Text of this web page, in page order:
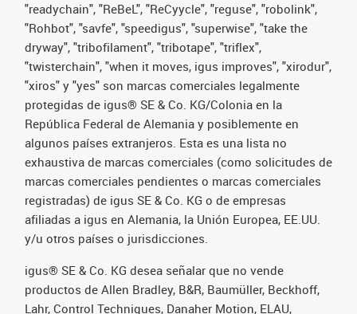
"readychain", "ReBeL", "ReCyycle", "reguse", "robolink",
"Rohbot", "savfe", "speedigus", "superwise", "take the
dryway", "tribofilament", "tribotape", "triflex",
"twisterchain", "when it moves, igus improves", "xirodur",
"xiros" y "yes" son marcas comerciales legalmente
protegidas de igus® SE & Co. KG/Colonia en la
República Federal de Alemania y posiblemente en
algunos países extranjeros. Esta es una lista no
exhaustiva de marcas comerciales (como solicitudes de
marcas comerciales pendientes o marcas comerciales
registradas) de igus SE & Co. KG o de empresas
afiliadas a igus en Alemania, la Unión Europea, EE.UU.
y/u otros países o jurisdicciones.
igus® SE & Co. KG desea señalar que no vende
productos de Allen Bradley, B&R, Baumüller, Beckhoff,
Lahr, Control Techniques, Danaher Motion, ELAU,